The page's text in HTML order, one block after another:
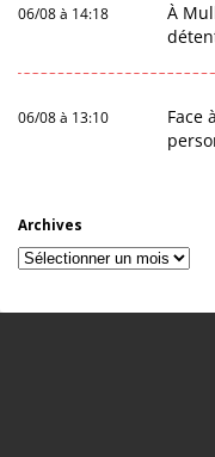
06/08 à 14:18
À
06/08 à 13:10
Face
Archives
Archives